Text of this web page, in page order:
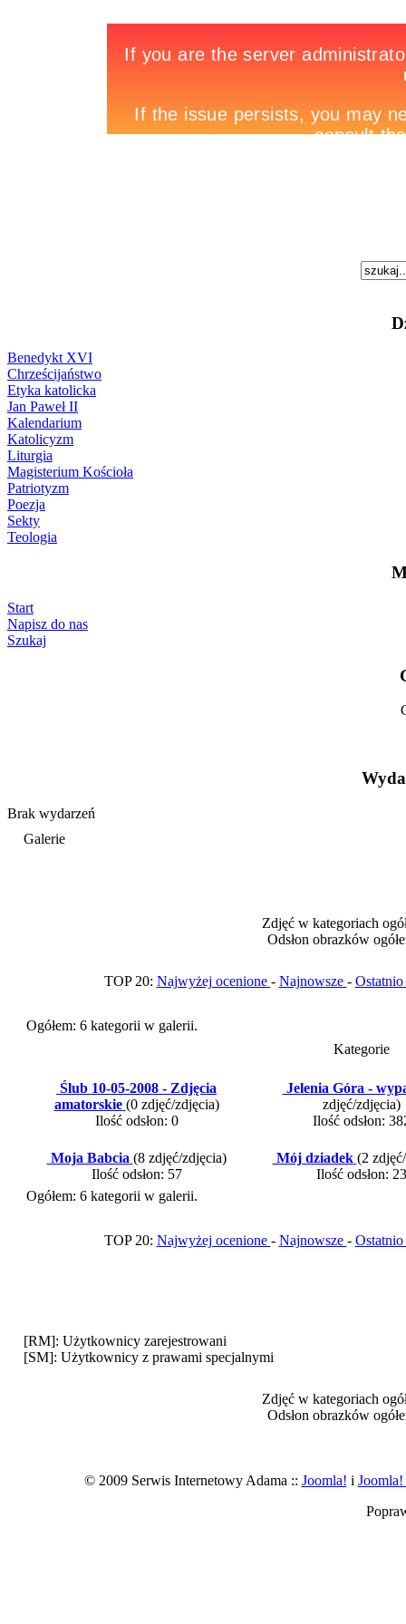
Benedykt XVI
Chrześcijaństwo
Etyka katolicka
Jan Paweł II
Kalendarium
Katolicyzm
Liturgia
Magisterium Kościoła
Patriotyzm
Poezja
Sekty
Teologia
Start
Napisz do nas
Szukaj
Brak wydarzeń
Galerie
Zdjęć w kategoriach
Odsłon obrazków
TOP 20: Najwyżej ocenione - Najnowsze -
Ogółem: 6 kategorii w galerii.
Kategorie
Ślub 10-05-2008 - Zdjęcia
amatorskie (0 zdjęć/zdjęcia)
Ilość odsłon: 0
Jelenia Góra -
zdjęć/zdjęcia)
Ilość odsłon:
Moja Babcia (8 zdjęć/zdjęcia)
Ilość odsłon: 57
Mój dziadek (2
Ilość odsłon: 23
Ogółem: 6 kategorii w galerii.
TOP 20: Najwyżej ocenione - Najnowsze -
[RM]: Użytkownicy zarejestrowani
[SM]: Użytkownicy z prawami specjalnymi
Zdjęć w kategoriach
Odsłon obrazków
© 2009 Serwis Internetowy Adama :: Joomla! i